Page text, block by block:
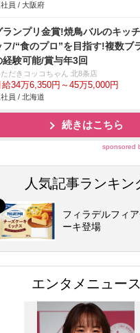
員 / 大阪府
ランプリ金賞!焼鳥バルのキッ
フ/“食のプロ”を目指す!複数ブ
経験可能/賞与年3回
ただきコッコちゃん 北8条店
給34万6,350円～45万5,000円
員 / 北海道
続きはこちら
sponsored
人気記事ランキン
フィラデルフィ
ーキ登場
エンタメニュース